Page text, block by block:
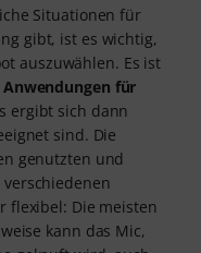
Situationen für
gibt, ist es wichtig,
auszuwählen. Es ist
Anwendungen für
ergibt sich dann
sind. Die
genutzten und
flexibel: Die meisten
kann das Mic,